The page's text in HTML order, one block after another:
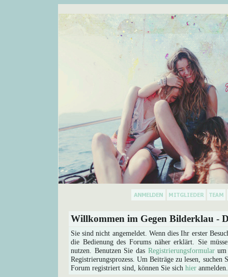
Willkommen im Gegen Bilderklau -
Sie sind nicht angemeldet. Wenn dies Ihr erster
die Bedienung des Forums näher erklärt. Sie
nutzen. Benutzen Sie das Registrierungsformularum
Registrierungsprozess. Um Beiträge zu lesen,
Forum registriert sind, können Sie sich hier anmelden.